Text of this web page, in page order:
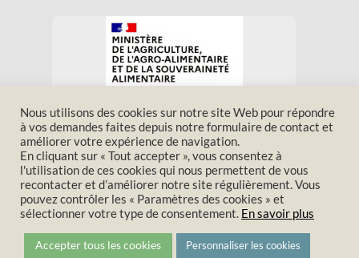
Nous trouver
Contact
Mentions légales
Politique de confidentialité
Politique de cookies
Nous utilisons des cookies sur notre site Web pour répondre
à vos demandes faites depuis notre formulaire de contact et
améliorer votre expérience de navigation.
En cliquant sur « Tout accepter », vous consentez à
l'utilisation de ces cookies qui nous permettent de vous
recontacter et d’améliorer notre site régulièrement. Vous
pouvez contrôler les « Paramètres des cookies » et
sélectionner votre type de consentement. En savoir plus
Accepter tous les cookies Personnaliser les cookies